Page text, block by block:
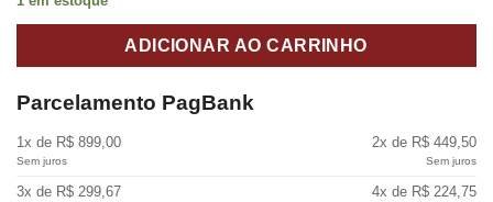
ADICIONAR AO CARRINHO
Parcelamento PagBank
1x de R$ 899,00
Sem juros
2x de R$ 449,50
Sem juros
3x de R$ 299,67 4x de R$ 224,75